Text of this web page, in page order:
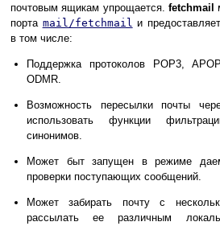
почтовым ящикам упрощается. fetchmail
порта mail/fetchmail и
в том числе:
Поддержка протоколов POP3, APOP
ODMR.
Возможность пересылки почты
использовать функции
синонимов.
Может быт запущен в режиме
проверки поступающих сообщений.
Может забирать почту с
рассылать ее различным